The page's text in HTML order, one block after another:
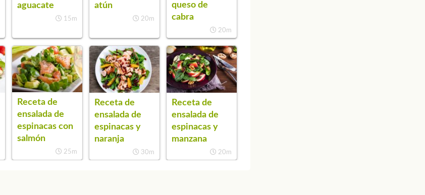
aguacate
15m
atún
20m
queso de
cabra
20m
Receta de
ensalada de
espinacas con
salmón
25m
Receta de
ensalada de
espinacas y
naranja
30m
Receta de
ensalada de
espinacas y
manzana
20m